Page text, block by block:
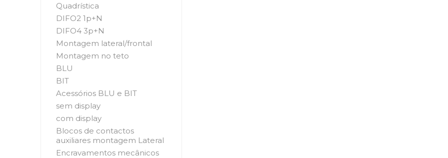
Quadrística
DIFO2 1p+N
DIFO4 3p+N
Montagem lateral/frontal
Montagem no teto
BLU
BIT
Acessórios BLU e BIT
sem display
com display
Blocos de contactos
auxiliares montagem Lateral
Encravamentos mecânicos